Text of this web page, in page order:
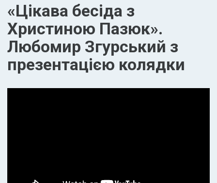
«Цікава бесіда з
Христиною Пазюк».
Любомир Згурський з
презентацією колядки